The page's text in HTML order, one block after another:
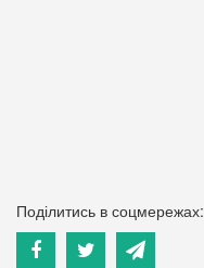
Поділитись в соцмережах: